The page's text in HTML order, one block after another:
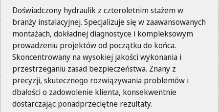
Doświadczony hydraulik z czteroletnim stażem w
branży instalacyjnej. Specjalizuje się w zaawansowanych
montażach, dokładnej diagnostyce i kompleksowym
prowadzeniu projektów od początku do końca.
Skoncentrowany na wysokiej jakości wykonania i
przestrzeganiu zasad bezpieczeństwa. Znany z
precyzji, skutecznego rozwiązywania problemów i
dbałości o zadowolenie klienta, konsekwentnie
dostarczając ponadprzeciętne rezultaty.